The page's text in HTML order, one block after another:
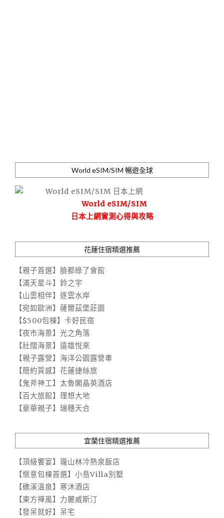
World eSIM/SIM 暢遊全球
World eSIM/SIM
日本上網實測心得與攻略
花蓮住宿精選推薦
【親子首選】臉都綠了會館
【滿天星斗】鈴之宇
【山雲相伴】逐雲水岸
【宛如歐洲】薩爾茲堡莊園
【$500包棟】卡好民宿
【夜市海景】光之角落
【壯闊海景】遠雄悅來
【親子露營】海洋公園露營車
【簡約質感】花蓮捷絲旅
【鬼斧神工】太魯閣晶英酒店
【百大旅館】理想大地
【豪華親子】瑞穗天合
宜蘭住宿精選推薦
【頂級饗宴】瓏山林冷熱泉飯店
【愜意包棟首選】小島Villa別墅
【礁溪溫泉】寒沐酒店
【東方禪風】力麗威斯汀
【發呆就好】呆宅